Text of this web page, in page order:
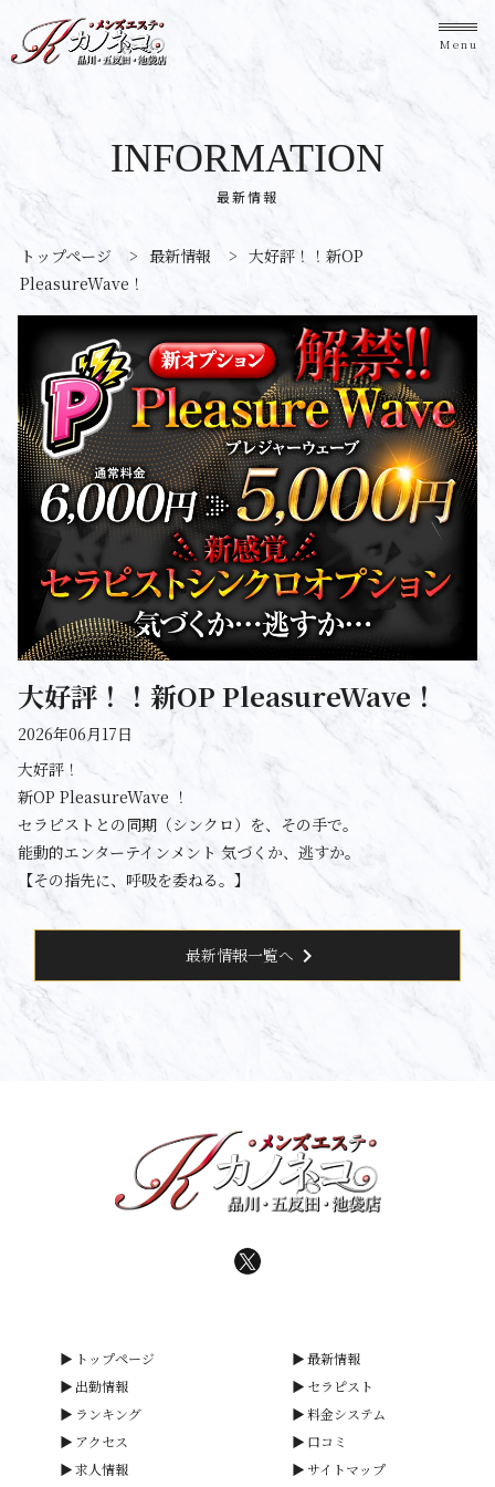
Menu
最新情報
INFORMATION
トップページ > 最新情報 > 大好評！！新OP
PleasureWave！
大好評！！新OP PleasureWave！
2026年06月17日
大好評！
新OP PleasureWave ！
セラピストとの同期（シンクロ）を、その手で。
能動的エンターテインメント 気づくか、逃すか。
【その指先に、呼吸を委ねる。】
最新情報一覧へ chevron_right
トップページ
最新情報
出勤情報
セラピスト
ランキング
料金システム
アクセス
口コミ
求人情報
サイトマップ